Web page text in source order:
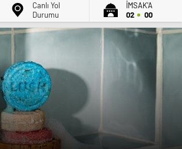
Canlı Yol
Durumu
İMSAK'A
02
00